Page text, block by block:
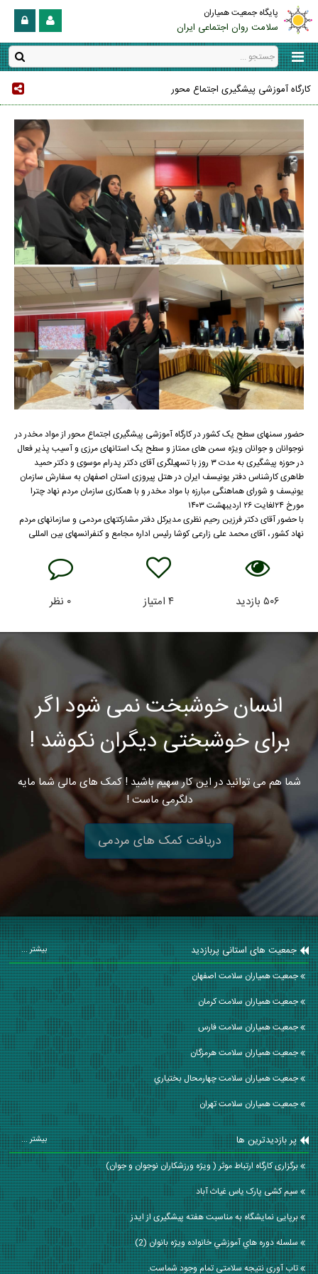
پایگاه جمعیت همیاران
سلامت روان اجتماعی ایران
کارگاه آموزشی پیشگیری اجتماع محور
حضور سمنهای سطح یک کشور در کارگاه آموزشی پیشگیری اجتماع محور از مواد مخدر در
نوجوانان و جوانان ویژه سمن های ممتاز و سطح یک استانهای مرزی و آسیب پذیر فعال
در حوزه پیشگیری به مدت ۳ روز با تسهیلگری آقای دکتر پدرام موسوی و دکتر حمید
طاهری کارشناس دفتر یونیسف ایران در هتل پیروزی استان اصفهان به سفارش سازمان
یونیسف و شورای هماهنگی مبارزه با مواد مخدر و با همکاری سازمان مردم نهاد چترا
مورخ ۲۴لغایت ۲۶ اردیبهشت ۱۴۰۳
با حضور آقای دکتر فرزین رحیم نظری مدیرکل دفتر مشارکتهای مردمی و سازمانهای مردم
نهاد کشور ، آقای محمد علی زارعی کوشا رئیس اداره مجامع و کنفرانسهای بین المللی
۵۰۶ بازدید ۴امتیاز ۰ نظر
انسان خوشبخت نمی شود اگر
برای خوشبختی دیگران نکوشد !
شما هم می توانید در این کار سهیم باشید ! کمک های مالی شما مایه
دلگرمی ماست !
دریافت کمک های مردمی
جمعیت های استانی پربازدید بیشتر ...
جمعیت همیاران سلامت اصفهان
جمعیت همیاران سلامت كرمان
جمعیت همیاران سلامت فارس
جمعیت همیاران سلامت هرمزگان
جمعیت همیاران سلامت چهارمحال بختياري
جمعیت همیاران سلامت تهران
پر بازدیدترین ها بیشتر ...
برگزاری کارگاه ارتباط موثر ( ویژه ورزشکاران نوجوان و جوان)
سیم کشی پارک یاس غیاث آباد
برپایی نمایشگاه به مناسبت هفته پیشگیری از ایدز
سلسله دوره هاي آموزشي خانواده ويژه بانوان (2)
تاب آوری نتیجه سلامتی تمام وجود شماست.